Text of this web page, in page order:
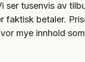
ser tusenvis av
faktisk betaler.
mye innhold